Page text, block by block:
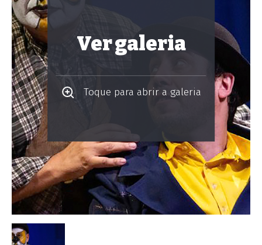
Ver galeria
Toque para abrir a galeria